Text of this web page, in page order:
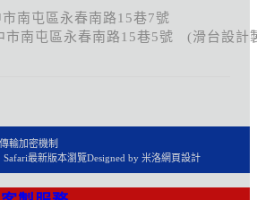
南屯區永春南路15巷7號
南屯區永春南路15巷5號 (滑台設計
輸加密機制
Safari最新版本瀏覽Designed by 米洛網頁設計